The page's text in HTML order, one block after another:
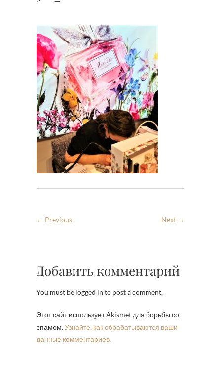
← Previous Next →
Добавить комментарий
You must be logged in to post a comment.
Этот сайт использует Akismet для борьбы со
спамом.Узнайте, как обрабатываются ваши
данные комментариев.